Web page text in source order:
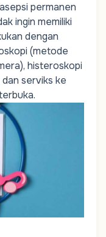
permanen
ingin memiliki
dengan
(metode
histeroskopi
serviks ke